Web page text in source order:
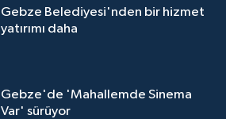
Gebze Belediyesi'nden bir hizmet
yatırımı daha
Gebze'de 'Mahallemde Sinema
Var' sürüyor